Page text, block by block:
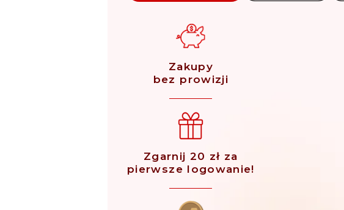
Zakupy
bez prowizji
Zgarnij 20 zł za
pierwsze logowanie!